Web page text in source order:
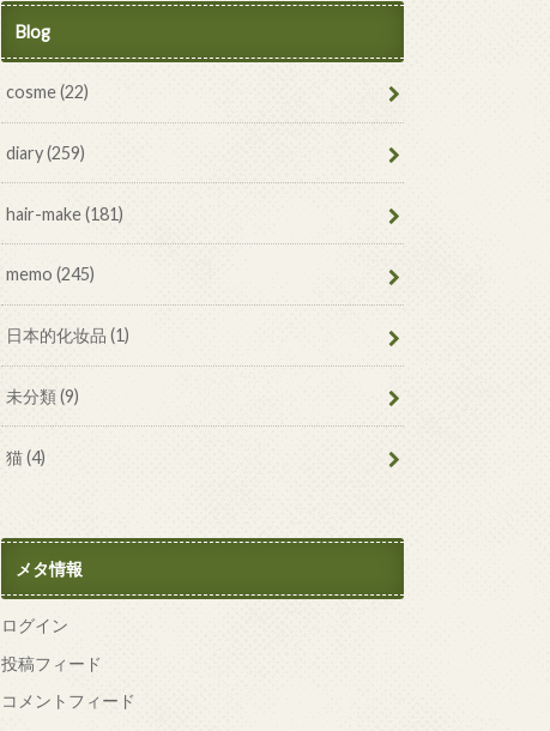
Blog
cosme(22)
diary(259)
hair-make(181)
memo(245)
日本的化妆品(1)
未分類(9)
猫(4)
メタ情報
ログイン
投稿フィード
コメントフィード